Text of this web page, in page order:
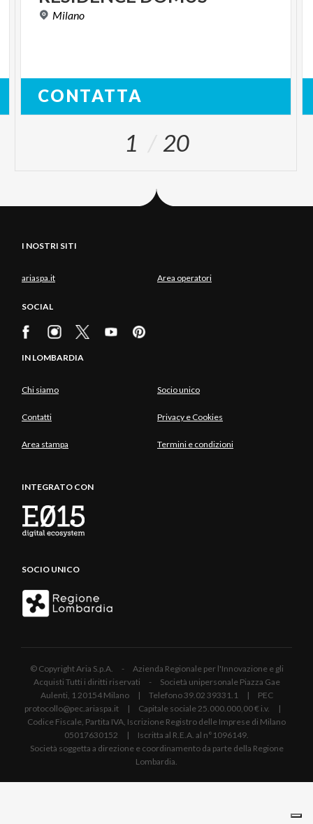
Milano
CONTATTA
1 20
I NOSTRI SITI
ariaspa.it Area operatori
SOCIAL
IN LOMBARDIA
Chi siamo Socio unico
Contatti Privacy e Cookies
Area stampa Termini e condizioni
INTEGRATO CON
SOCIO UNICO
© Copyright Aria S.p.A. - Azienda Regionale per l'Innovazione e gli
Acquisti Tutti i diritti riservati - Società unipersonale Piazza Gae
Aulenti, 1 20154 Milano | Telefono 39.02 39331.1 | PEC
protocollo@pec.ariaspa.it | Capitale sociale 25.000.000,00 € i.v. |
Codice Fiscale, Partita IVA, Iscrizione Registro delle Imprese di Milano
05017630152 | Iscritta al R.E.A. al n°1096149.
Società soggetta a direzione e coordinamento da parte della Regione
Lombardia.